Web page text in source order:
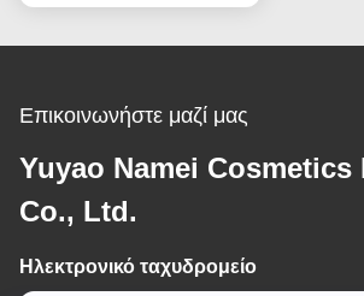
Επικοινωνήστε μαζί μας
Yuyao Namei Cosmetics
Co., Ltd.
Ηλεκτρονικό ταχυδρομείο